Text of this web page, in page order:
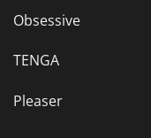
Obsessive
TENGA
Pleaser